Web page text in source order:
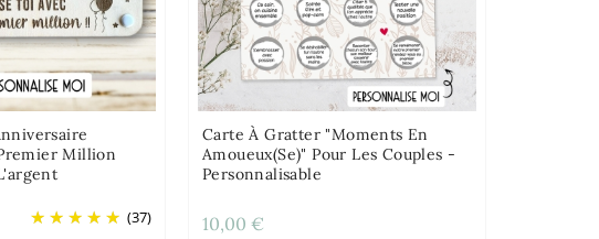
Million
(37)
Carte À Gratter "Moments En
Amoueux(se)" Pour Les Couples -
Personnalisable
10,00 €